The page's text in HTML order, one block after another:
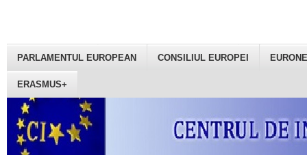
PARLAMENTUL EUROPEAN CONSILIUL EUROPEI
ERASMUS+